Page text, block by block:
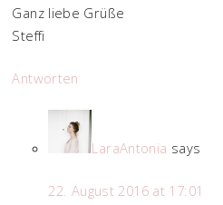
Ganz liebe Grüße
Steffi
Antworten
LaraAntonia says
22. August 2016 at 17:01